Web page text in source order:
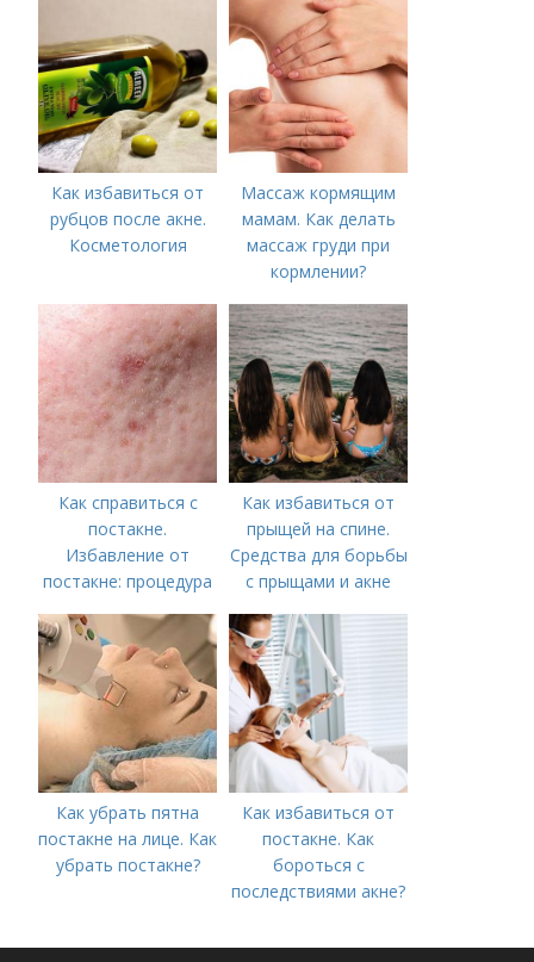
Как избавиться от
рубцов после акне.
Косметология
Массаж кормящим
мамам. Как делать
массаж груди при
кормлении?
Как справиться с
постакне.
Избавление от
постакне: процедура
Как избавиться от
прыщей на спине.
Средства для борьбы
с прыщами и акне
Как убрать пятна
постакне на лице. Как
убрать постакне?
Как избавиться от
постакне. Как
бороться с
последствиями акне?